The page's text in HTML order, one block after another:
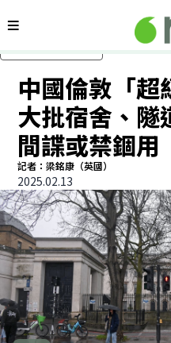
內容分類
中國倫敦「超
大批宿舍、
間諜或禁錮用
記者：梁銘康（英國）
2025.02.13